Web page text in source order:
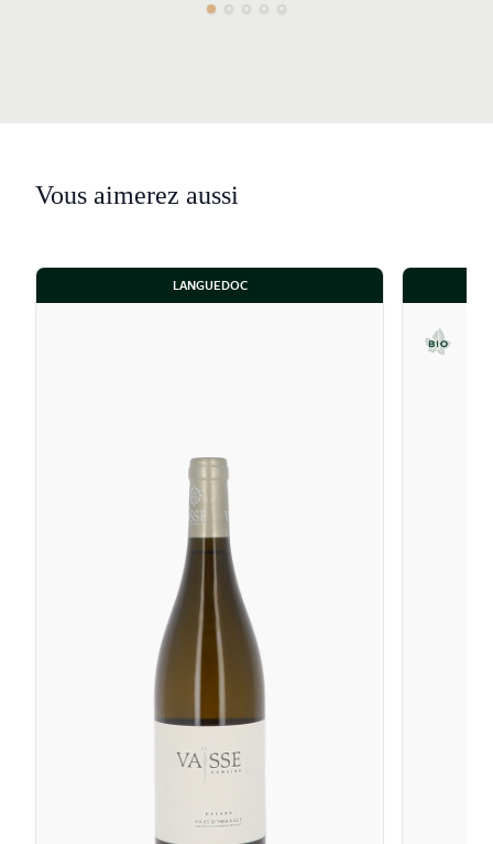
Vous aimerez aussi
LANGUEDOC